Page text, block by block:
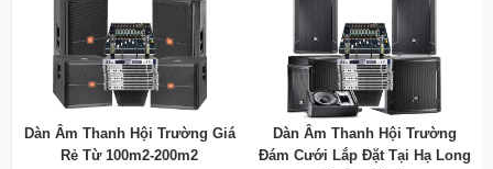
Dàn Âm Thanh Hội Trường Giá
Rẻ Từ 100m2-200m2
Dàn Âm Thanh Hội Trường
Đám Cưới Lắp Đặt Tại Hạ Long